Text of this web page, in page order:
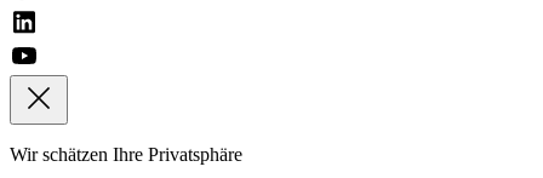
Wir schätzen Ihre Privatsphäre